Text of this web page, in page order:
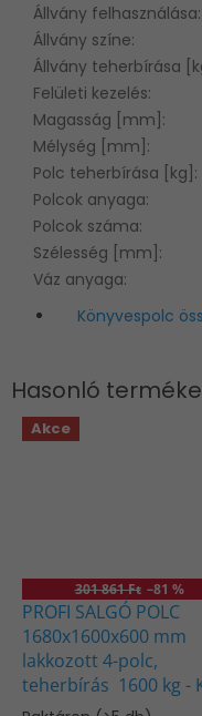
Akce
301 861 Ft –81 %
PROFI SALGÓ POLC
1680x1600x600 mm
lakkozott 4-polc,
teherbírás 1600 kg -
NARANCS
Állvány felhasználása:
Állvány színe:
Állvány teherbírása
Felületi kezelés:
Magasság [mm] :
Mélység [mm] :
Polc teherbírása [kg] :
Polcok anyaga:
Polcok száma:
Szélesség [mm] :
Váz anyaga:
Könyvespolc